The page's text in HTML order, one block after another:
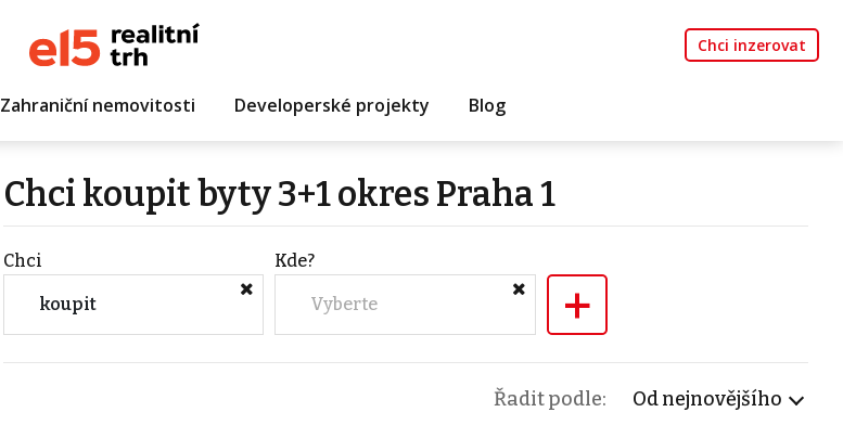
Chci inzerovat
Zahraniční nemovitosti Developerské projekty Blog
Chci koupit byty 3+1 okres Praha 1
Chci
koupit
Kde?
Vyberte +
Řadit podle: Od nejnovějšího